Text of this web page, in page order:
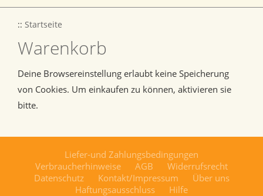
:: Startseite
Warenkorb
Deine Browsereinstellung erlaubt keine Speicherung
von Cookies. Um einkaufen zu können, aktivieren sie
bitte.
Liefer-und Zahlungsbedingungen
Verbraucherhinweise
AGB
Widerrufsrecht
Datenschutz
Kontakt/Impressum
Über uns
Haftungsausschluss
Hilfe